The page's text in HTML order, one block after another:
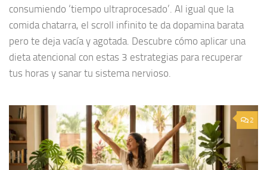
consumiendo ‘tiempo ultraprocesado’. Al igual que la
comida chatarra, el scroll infinito te da dopamina barata
pero te deja vacía y agotada. Descubre cómo aplicar una
dieta atencional con estas 3 estrategias para recuperar
tus horas y sanar tu sistema nervioso.
2